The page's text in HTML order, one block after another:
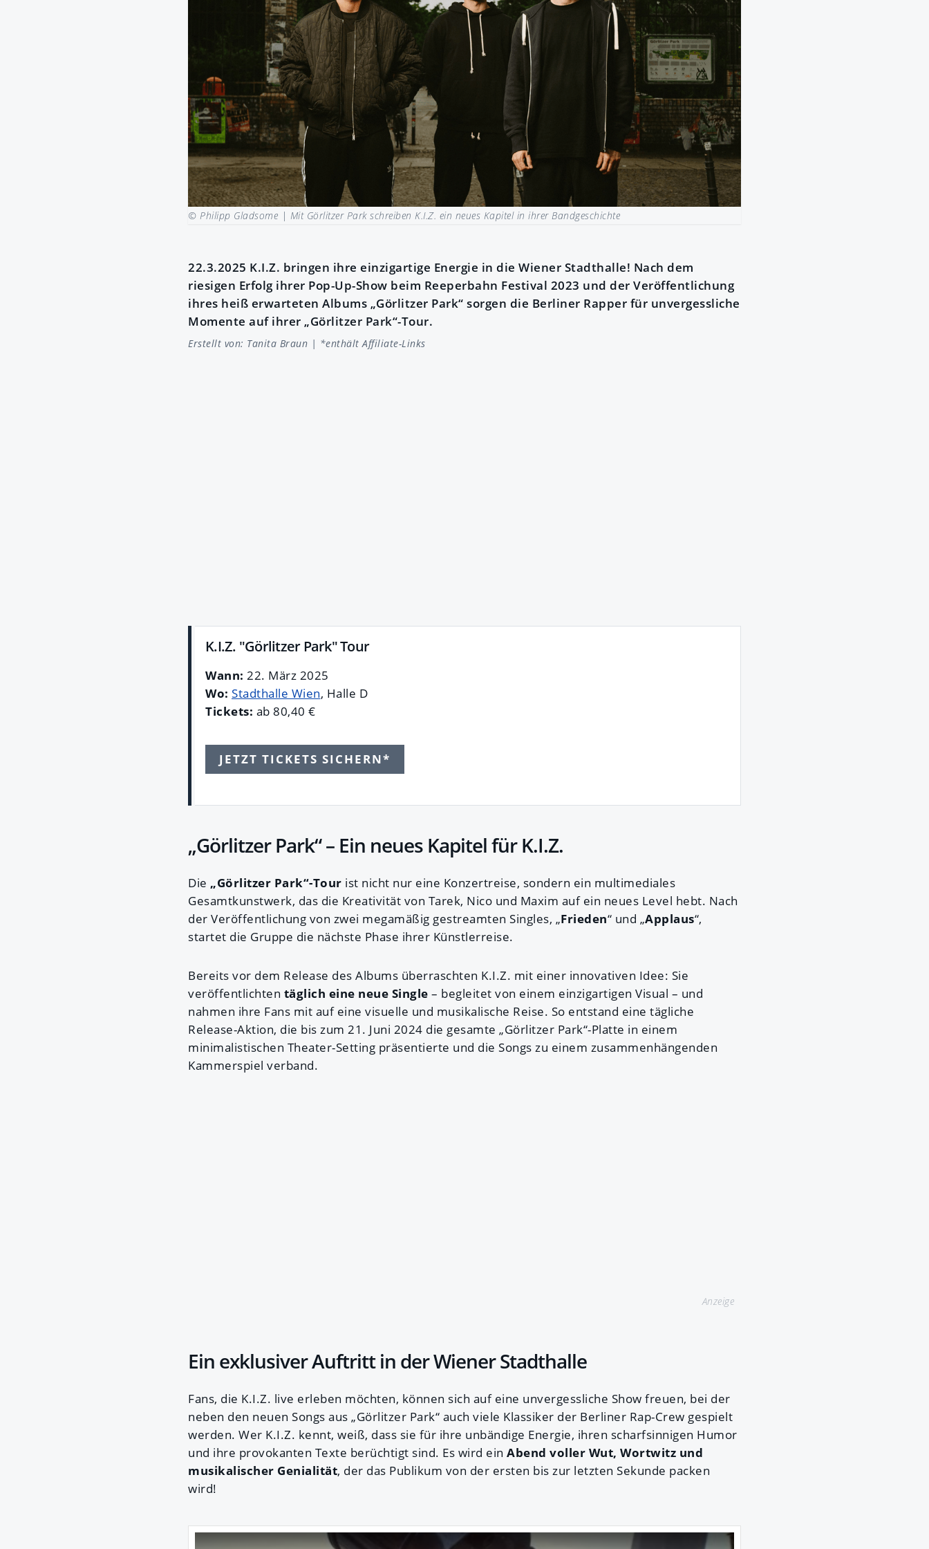
© Philipp Gladsome | Mit Görlitzer Park schreiben K.I.Z. ein neues Kapitel in ihrer Bandgeschichte
22.3.2025 K.I.Z. bringen ihre einzigartige Energie in die Wiener Stadthalle! Nach dem
riesigen Erfolg ihrer Pop-Up-Show beim Reeperbahn Festival 2023 und der Veröffentlichung
ihres heiß erwarteten Albums „Görlitzer Park“ sorgen die Berliner Rapper für unvergessliche
Momente auf ihrer „Görlitzer Park“-Tour.
Erstellt von: Tanita Braun | *enthält Affiliate-Links
K.I.Z. "Görlitzer Park" Tour
Wann: 22. März 2025
Wo: Stadthalle Wien, Halle D
Tickets: ab 80,40 €
JETZT TICKETS SICHERN*
„Görlitzer Park“ – Ein neues Kapitel für K.I.Z.
Die „Görlitzer Park“-Tour ist nicht nur eine Konzertreise, sondern ein multimediales
Gesamtkunstwerk, das die Kreativität von Tarek, Nico und Maxim auf ein neues Level hebt. Nach
der Veröffentlichung von zwei megamäßig gestreamten Singles, „Frieden“ und „Applaus“,
startet die Gruppe die nächste Phase ihrer Künstlerreise.
Bereits vor dem Release des Albums überraschten K.I.Z. mit einer innovativen Idee: Sie
veröffentlichten täglich eine neue Single – begleitet von einem einzigartigen Visual – und
nahmen ihre Fans mit auf eine visuelle und musikalische Reise. So entstand eine tägliche
Release-Aktion, die bis zum 21. Juni 2024 die gesamte „Görlitzer Park“-Platte in einem
minimalistischen Theater-Setting präsentierte und die Songs zu einem zusammenhängenden
Kammerspiel verband.
Anzeige
Ein exklusiver Auftritt in der Wiener Stadthalle
Fans, die K.I.Z. live erleben möchten, können sich auf eine unvergessliche Show freuen, bei der
neben den neuen Songs aus „Görlitzer Park“ auch viele Klassiker der Berliner Rap-Crew gespielt
werden. Wer K.I.Z. kennt, weiß, dass sie für ihre unbändige Energie, ihren scharfsinnigen Humor
und ihre provokanten Texte berüchtigt sind. Es wird ein Abend voller Wut, Wortwitz und
musikalischer Genialität, der das Publikum von der ersten bis zur letzten Sekunde packen
wird!